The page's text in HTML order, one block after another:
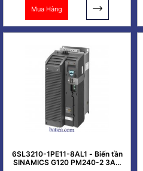
Mua Hàng
6SL3210-1PE11-8AL1 - Biến tần
SINAMICS G120 PM240-2 3AC